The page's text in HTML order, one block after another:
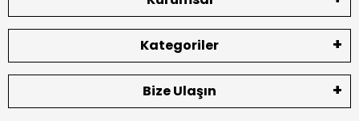
Kategoriler
Bize Ulaşın